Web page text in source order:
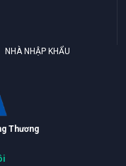
NHÀ NHẬP KHẨU
Thương